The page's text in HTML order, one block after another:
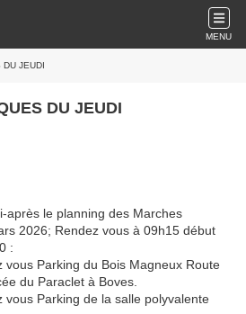
MENU
DU JEUDI
DU JEUDI
après le planning des Marches
2026; Rendez vous à 09h15 début
:
vous Parking du Bois Magneux Route
du Paraclet à Boves.
vous Parking de la salle polyvalente